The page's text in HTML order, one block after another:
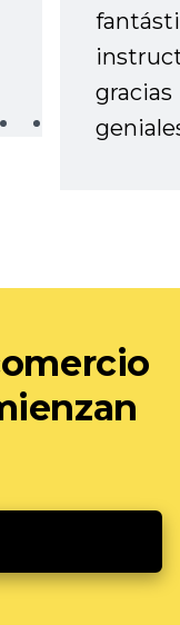
gracias